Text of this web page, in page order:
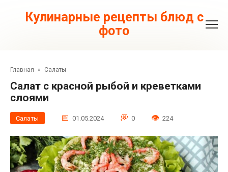
контентуКулинарные рецепты блюд с
фото
Главная » Салаты
Салат с красной рыбой и креветками
слоями
Салаты 01.05.2024 0 224